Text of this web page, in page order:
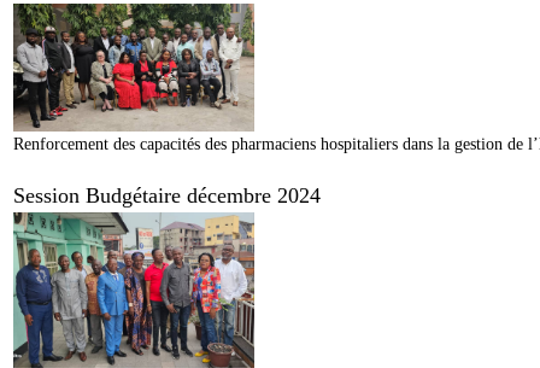
Renforcement des capacités des pharmaciens hospitaliers dans la gestion
Session Budgétaire décembre 2024